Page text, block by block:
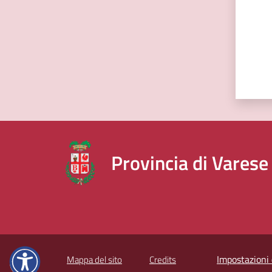
Provincia di Varese
Mappa del sito Credits Impostazioni